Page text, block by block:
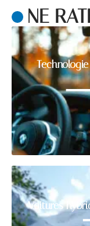
NE
Voitures